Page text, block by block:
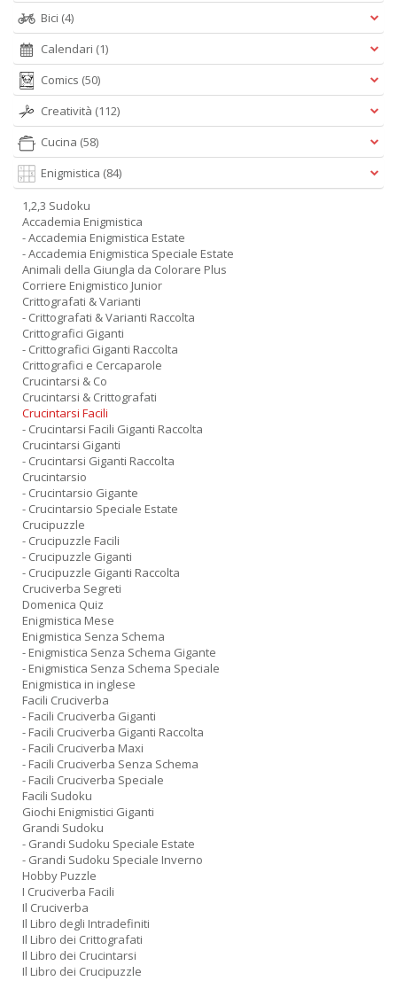
Bici (4)
Calendari (1)
Comics (50)
Creatività (112)
Cucina (58)
Enigmistica (84)
1,2,3 Sudoku
Accademia Enigmistica
- Accademia Enigmistica Estate
- Accademia Enigmistica Speciale Estate
Animali della Giungla da Colorare Plus
Corriere Enigmistico Junior
Crittografati & Varianti
- Crittografati & Varianti Raccolta
Crittografici Giganti
- Crittografici Giganti Raccolta
Crittografici e Cercaparole
Crucintarsi & Co
Crucintarsi & Crittografati
Crucintarsi Facili
- Crucintarsi Facili Giganti Raccolta
Crucintarsi Giganti
- Crucintarsi Giganti Raccolta
Crucintarsio
- Crucintarsio Gigante
- Crucintarsio Speciale Estate
Crucipuzzle
- Crucipuzzle Facili
- Crucipuzzle Giganti
- Crucipuzzle Giganti Raccolta
Cruciverba Segreti
Domenica Quiz
Enigmistica Mese
Enigmistica Senza Schema
- Enigmistica Senza Schema Gigante
- Enigmistica Senza Schema Speciale
Enigmistica in inglese
Facili Cruciverba
- Facili Cruciverba Giganti
- Facili Cruciverba Giganti Raccolta
- Facili Cruciverba Maxi
- Facili Cruciverba Senza Schema
- Facili Cruciverba Speciale
Facili Sudoku
Giochi Enigmistici Giganti
Grandi Sudoku
- Grandi Sudoku Speciale Estate
- Grandi Sudoku Speciale Inverno
Hobby Puzzle
I Cruciverba Facili
Il Cruciverba
Il Libro degli Intradefiniti
Il Libro dei Crittografati
Il Libro dei Crucintarsi
Il Libro dei Crucipuzzle